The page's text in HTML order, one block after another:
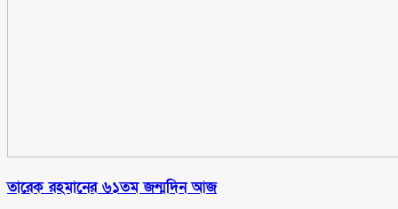
তারেক রহমানের ৬১তম জন্মদিন আজ